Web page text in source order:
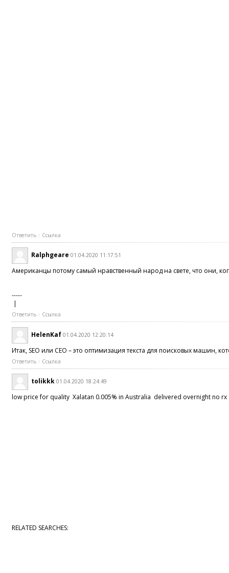
Ответить Ссылка
Ralphgeare 01.04.2020 11:17:51
Американцы потому самый нравственный народ на свете, что они,
-----
|
Ответить Ссылка
HelenKaf 01.04.2020 12:20:14
Итак, SEO или СЕО – это оптимизация текста для поисковых машин,
Ответить Ссылка
tolikkk 01.04.2020 18:24:49
low price for quality Xalatan 0.005% in Australia delivered overnight no
RELATED SEARCHES: